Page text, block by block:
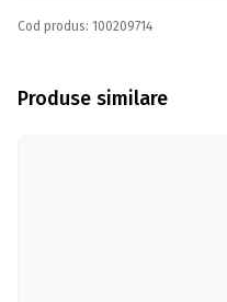
Cod produs: 100209714
Produse similare